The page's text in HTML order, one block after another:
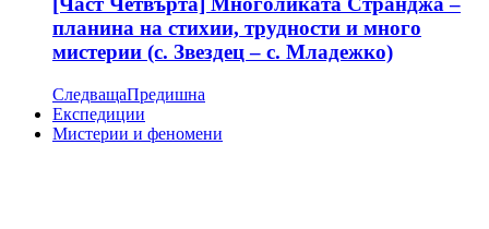
планина на стихии, трудности и много
мистерии (с. Звездец – с. Младежко)
СледващаПредишна
Експедиции
Мистерии и феномени